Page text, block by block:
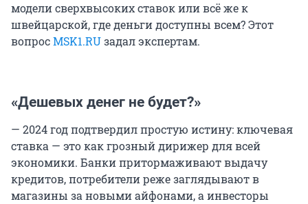
модели сверхвысоких ставок или всё же к
швейцарской, где деньги доступны всем? Этот
вопросMSK1.RUзадал экспертам.
«Дешевых денег не будет?»
— 2024 год подтвердил простую истину: ключевая
ставка — это как грозный дирижер для всей
экономики. Банки притормаживают выдачу
кредитов, потребители реже заглядывают в
магазины за новыми айфонами, а инвесторы